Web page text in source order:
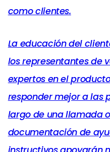
como clientes.
La educación del
los representantes de
expertos en el
responder mejor a las
largo de una llamada
documentación de